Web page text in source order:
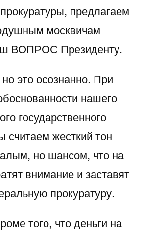
предлагаем
москвичам
ВОПРОС Президенту.
но это осознанно. При
нашего
государственного
считаем жесткий тон
но шансом, что на
внимание и заставят
прокуратуру.
того, что деньги на